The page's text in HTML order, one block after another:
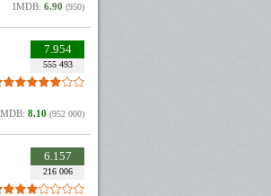
IMDB: 6.90 (950)
7.954
555 493
8.10 (952 000)
6.157
216 006